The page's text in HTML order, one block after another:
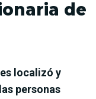
de
localizó y
personas